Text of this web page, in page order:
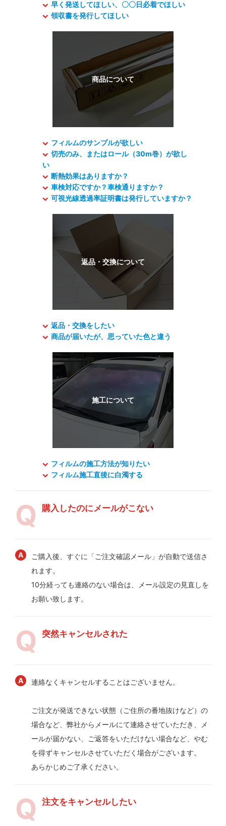
早く発送してほしい、〇〇日必着でほしい
領収書を発行してほしい
フィルムのサンプルが欲しい
切売のみ、またはロール（30m巻）が欲し
い
断熱効果はありますか？
車検対応ですか？車検通りますか？
可視光線透過率証明書は発行していますか？
返品・交換をしたい
商品が届いたが、思っていた色と違う
フィルムの施工方法が知りたい
フィルム施工直後に白濁する
購入したのにメールがこない
ご購入後、すぐに「ご注文確認メール」が自動で送信さ
れます。
10分経っても連絡のない場合は、メール設定の見直しを
お願い致します。
突然キャンセルされた
連絡なくキャンセルすることはございません。
ご注文が発送できない状態（ご住所の番地抜けなど）の
場合など、弊社からメールにて連絡させていただき、メ
ールが届かない、ご返答をいただけない場合など、やむ
を得ずキャンセルさせていただく場合がございます。
あらかじめご了承ください。
注文をキャンセルしたい